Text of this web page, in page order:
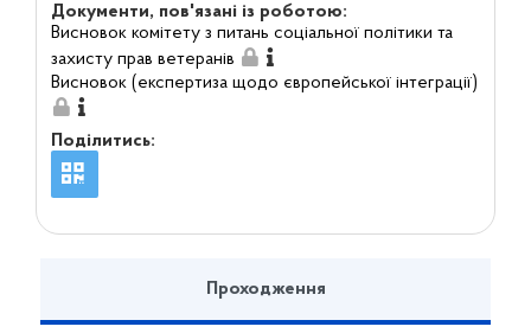
Документи, пов'язані із роботою:
Висновок комітету з питань соціальної політики та
захисту прав ветеранів
Висновок (експертиза щодо європейської інтеграції)
Поділитись:
Проходження